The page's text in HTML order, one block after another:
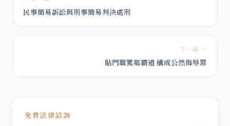
民事簡易訴訟與刑事簡易判決處刑
下一篇 →
貼門聯罵鄰霸道 構成公然侮辱罪
免費法律諮詢